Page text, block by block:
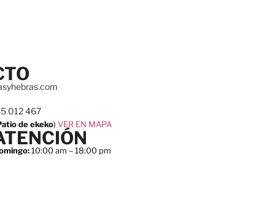
012 467
de ekeko)VER EN MAPA
10:00 am – 18:00 pm